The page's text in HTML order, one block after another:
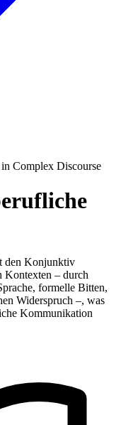
Complex Discourse
den Konjunktiv
Kontexten – durch
formelle Bitten,
Widerspruch –, was
Kommunikation